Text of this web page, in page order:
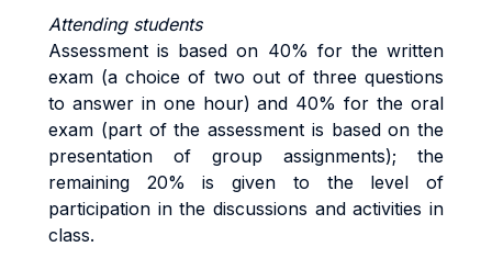
Attending students
Assessment is based on 40% for the written
exam (a choice of two out of three questions
to answer in one hour) and 40% for the oral
exam (part of the assessment is based on the
presentation of group assignments); the
remaining 20% is given to the level of
participation in the discussions and activities in
class.